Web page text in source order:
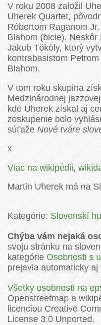
V roku 2008 založil
Uherek Quartet,
Róbertom Raganom
Blahom (bicie).
Jakub Tököly, ktorý
kontrabasistom
Blahom.
V tom roku skupina
Medzinárodnej
kde Uherek získal aj
zoskupenie bolo
súťažeNové tváre
x
Viac na wikipédii,
Martin Uherek má na
Kategórie:Slovenskí
Chýba vám nejaká
svoju stránku na
kategórieOsobnosti s
prejavia automaticky aj
Všetky osobnosti na
Openstreetmap a
licenciou Creative
License 3.0 Unported.